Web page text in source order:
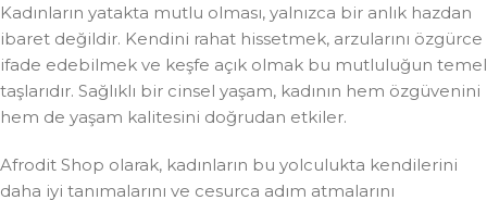
Kadınların yatakta mutlu olması, yalnızca bir anlık hazdan
ibaret değildir. Kendini rahat hissetmek, arzularını özgürce
ifade edebilmek ve keşfe açık olmak bu mutluluğun temel
taşlarıdır. Sağlıklı bir cinsel yaşam, kadının hem özgüvenini
hem de yaşam kalitesini doğrudan etkiler.
Afrodit Shop olarak, kadınların bu yolculukta kendilerini
daha iyi tanımalarını ve cesurca adım atmalarını